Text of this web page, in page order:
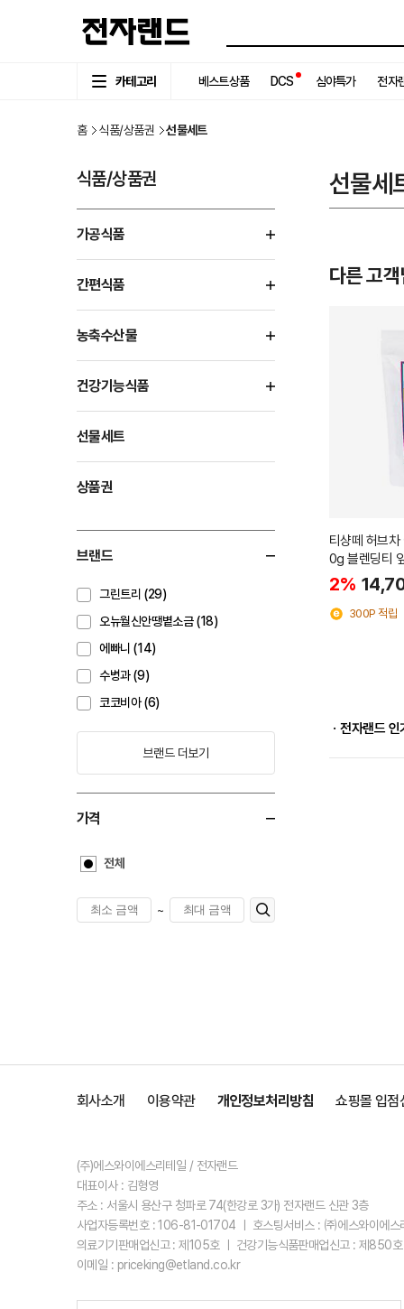
카테고리 베스트상품 DCS 심야특가 전자
홈 식품/상품권 선물세트
식품/상품권
가공식품
간편식품
농축수산물
건강기능식품
선물세트
상품권
브랜드
그린트리 (29)
오뉴월신안땡볕소금 (18)
에빠니 (14)
수병과 (9)
코코비아 (6)
브랜드 더보기
가격
전체
~
선물세
다른 고
티샹떼 허브
0g 블렌딩티
2%
300P 적립
ㆍ전자랜드 인
회사소개 이용약관 개인정보처리방침 쇼핑몰 입점
(주)에스와이에스리테일 / 전자랜드
대표이사 : 김형영
주소 : 서울시 용산구 청파로 74(한강로 3가) 전자랜드 신관 3층
사업자등록번호 : 106-81-01704 ㅣ 호스팅서비스 : ㈜에스와이에
의료기기판매업신고 : 제105호 ㅣ 건강기능식품판매업신고 : 제850
이메일 : priceking@etland.co.kr